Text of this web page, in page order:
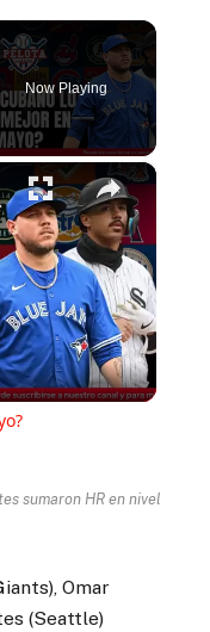
Now Playing
×
sumaron HR en nivel
Omar
(Seattle)